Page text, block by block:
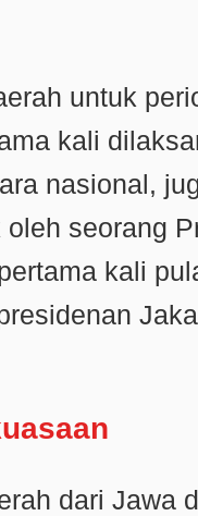
untuk
kali
nasional,
seorang
kali
dari Jawa